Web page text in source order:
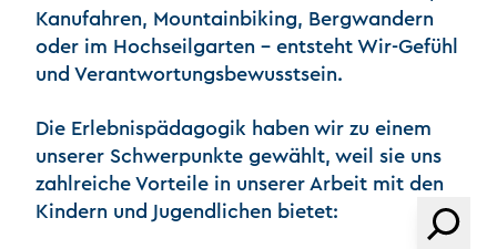
Kanufahren, Mountainbiking, Bergwandern
oder im Hochseilgarten – entsteht Wir-Gefühl
und Verantwortungsbewusstsein.
Die Erlebnispädagogik haben wir zu einem
unserer Schwerpunkte gewählt, weil sie uns
zahlreiche Vorteile in unserer Arbeit mit den
Kindern und Jugendlichen bietet: